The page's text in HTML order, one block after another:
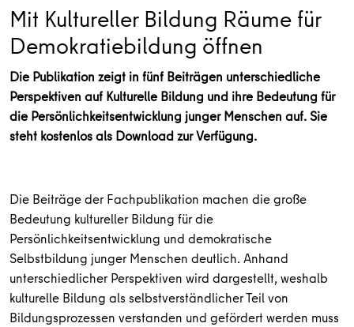
Mit Kultureller Bildung Räume für
Demokratiebildung öffnen
Die Publikation zeigt in fünf Beiträgen unterschiedliche
Perspektiven auf Kulturelle Bildung und ihre Bedeutung für
die Persönlichkeitsentwicklung junger Menschen auf. Sie
steht kostenlos als Download zur Verfügung.
Die Beiträge der Fachpublikation machen die große
Bedeutung kultureller Bildung für die
Persönlichkeitsentwicklung und demokratische
Selbstbildung junger Menschen deutlich. Anhand
unterschiedlicher Perspektiven wird dargestellt, weshalb
kulturelle Bildung als selbstverständlicher Teil von
Bildungsprozessen verstanden und gefördert werden muss